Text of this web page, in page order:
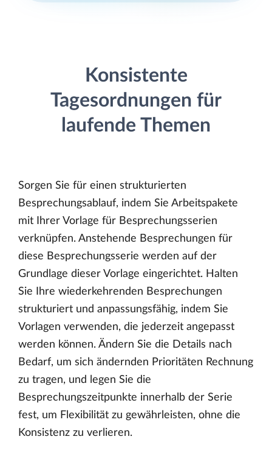
Konsistente
Tagesordnungen für
laufende Themen
Sorgen Sie für einen strukturierten
Besprechungsablauf, indem Sie Arbeitspakete
mit Ihrer Vorlage für Besprechungsserien
verknüpfen. Anstehende Besprechungen für
diese Besprechungsserie werden auf der
Grundlage dieser Vorlage eingerichtet. Halten
Sie Ihre wiederkehrenden Besprechungen
strukturiert und anpassungsfähig, indem Sie
Vorlagen verwenden, die jederzeit angepasst
werden können. Ändern Sie die Details nach
Bedarf, um sich ändernden Prioritäten Rechnung
zu tragen, und legen Sie die
Besprechungszeitpunkte innerhalb der Serie
fest, um Flexibilität zu gewährleisten, ohne die
Konsistenz zu verlieren.